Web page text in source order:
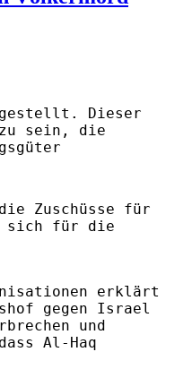
Dieser
sein, die
Zuschüsse für
sich für die
erklärt
gegen Israel
und
Al-Haq